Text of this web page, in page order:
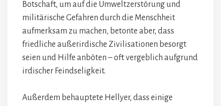
Botschaft, um auf die Umweltzerstörung und
militärische Gefahren durch die Menschheit
aufmerksam zu machen, betonte aber, dass
friedliche außerirdische Zivilisationen besorgt
seien und Hilfe anböten – oft vergeblich aufgrund
irdischer Feindseligkeit.
Außerdem behauptete Hellyer, dass einige